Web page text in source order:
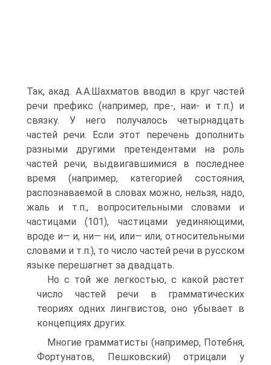
Так, акад. А.А.Шахматов вводил в круг частей
речи префикс (например, пре-, наи- и т.п.) и
связку. У него получалось четырнадцать
частей речи. Если этот перечень дополнить
разными другими претендентами на роль
частей речи, выдвигавшимися в последнее
время (например, категорией состояния,
распознаваемой в словах можно, нельзя, надо,
жаль и т.п., вопросительными словами и
частицами (101), частицами уединяющими,
вроде и— и, ни— ни, или— или, относительными
словами и т.п.), то число частей речи в русском
языке перешагнет за двадцать.
Но с той же легкостью, с какой растет
число частей речи в грамматических
теориях одних лингвистов, оно убывает в
концепциях других.
Многие грамматисты (например, Потебня,
Фортунатов, Пешковский) отрицали у